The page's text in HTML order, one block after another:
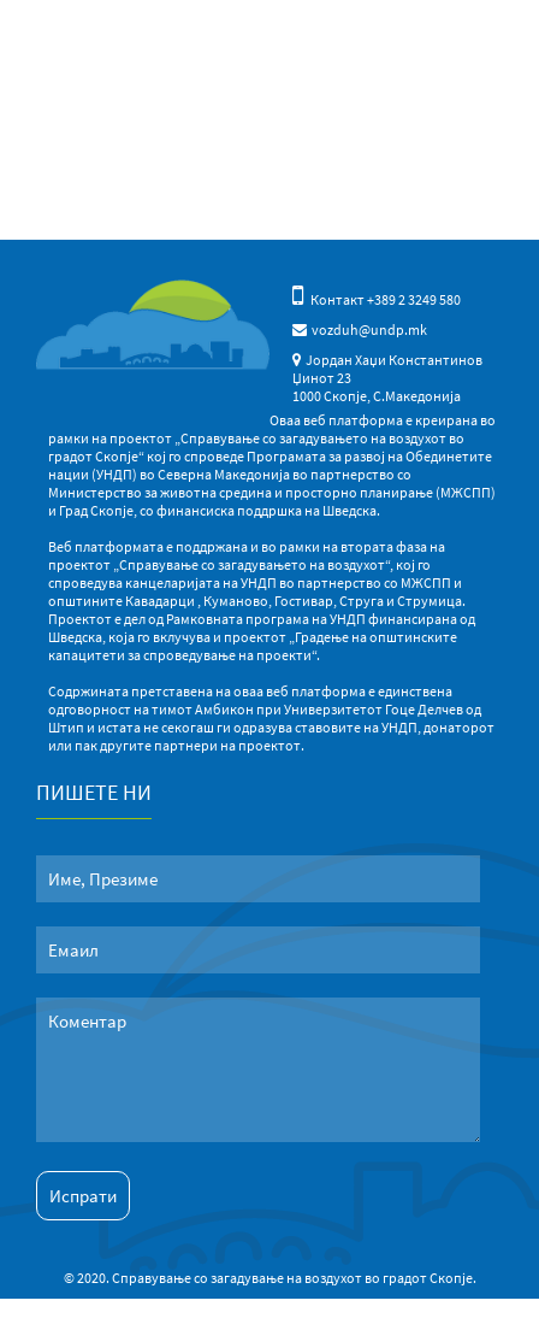
Контакт +389 2 3249 580
vozduh@undp.mk
Јордан Хаџи Константинов
Џинот 23
1000 Скопје, С.Македонија
Оваа веб платформа е креирана во
рамки на проектот „Справување со загадувањето на воздухот во
градот Скопје“ кој го спроведе Програмата за развој на Обединетите
нации (УНДП) во Северна Македонија во партнерство со
Министерство за животна средина и просторно планирање (МЖСПП)
и Град Скопје, со финансиска поддршка на Шведска.
Веб платформата е поддржана и во рамки на втората фаза на
проектот „Справување со загадувањето на воздухот“, кој го
спроведува канцеларијата на УНДП во партнерство со МЖСПП и
општините Кавадарци , Куманово, Гостивар, Струга и Струмица.
Проектот е дел од Рамковната програма на УНДП финансирана од
Шведска, која го вклучува и проектот „Градење на општинските
капацитети за спроведување на проекти“.
Содржината претставена на оваа веб платформа е единствена
одговорност на тимот Амбикон при Универзитетот Гоце Делчев од
Штип и истата не секогаш ги одразува ставовите на УНДП, донаторот
или пак другите партнери на проектот.
ПИШЕТЕ НИ
© 2020. Справување со загадување на воздухот во градот Скопје.